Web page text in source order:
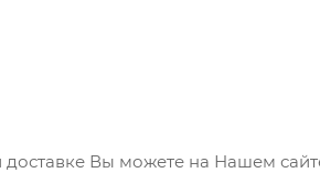
Вы можете на Нашем